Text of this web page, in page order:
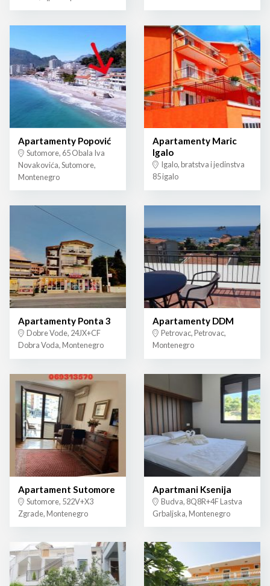
Apartamenty Popović
Sutomore, 65 Obala Iva
Novakovića, Sutomore,
Montenegro
Apartamenty Maric
Igalo
Igalo, bratstva i jedinstva
85 igalo
Apartamenty Ponta 3
Dobre Vode, 24JX+CF
Dobra Voda, Montenegro
Apartamenty DDM
Petrovac, Petrovac,
Montenegro
Apartament Sutomore
Sutomore, 522V+X3
Zgrade, Montenegro
Apartmani Ksenija
Budva, 8Q8R+4F Lastva
Grbaljska, Montenegro